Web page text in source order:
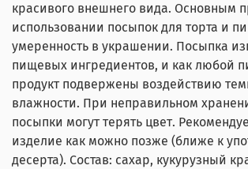
красивого внешнего вида. Основным
использовании посыпок для торта и
умеренность в украшении. Посыпка
пищевых ингредиентов, и как любой
продукт подвержены воздействию
влажности. При неправильном
посыпки могут терять цвет.
изделие как можно позже (ближе к
десерта). Состав: сахар, кукурузный